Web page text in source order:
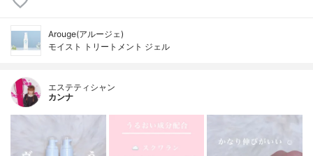
Arouge(アルージェ)
モイスト トリートメント ジェル
エステティシャン
カンナ